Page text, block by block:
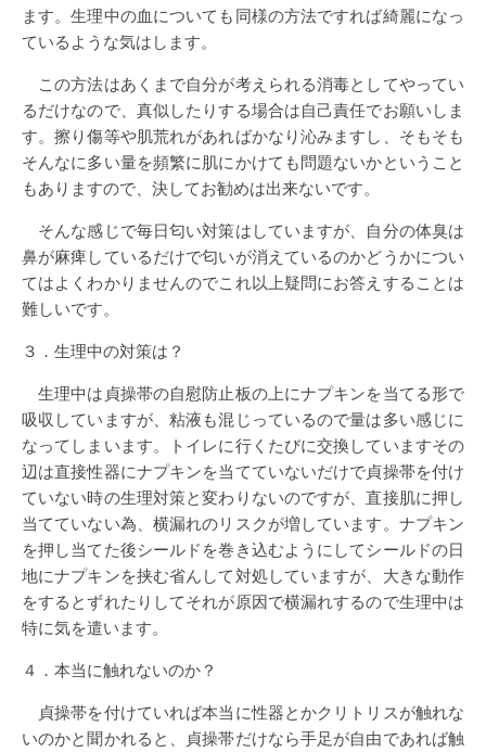
ます。生理中の血についても同様の方法ですれば綺麗になっ
ているような気はします。
この方法はあくまで自分が考えられる消毒としてやってい
るだけなので、真似したりする場合は自己責任でお願いしま
す。擦り傷等や肌荒れがあればかなり沁みますし、そもそも
そんなに多い量を頻繁に肌にかけても問題ないかということ
もありますので、決してお勧めは出来ないです。
そんな感じで毎日匂い対策はしていますが、自分の体臭は
鼻が麻痺しているだけで匂いが消えているのかどうかについ
てはよくわかりませんのでこれ以上疑問にお答えすることは
難しいです。
３．生理中の対策は？
生理中は貞操帯の自慰防止板の上にナプキンを当てる形で
吸収していますが、粘液も混じっているので量は多い感じに
なってしまいます。トイレに行くたびに交換していますその
辺は直接性器にナプキンを当てていないだけで貞操帯を付け
ていない時の生理対策と変わりないのですが、直接肌に押し
当てていない為、横漏れのリスクが増しています。ナプキン
を押し当てた後シールドを巻き込むようにしてシールドの日
地にナプキンを挟む省んして対処していますが、大きな動作
をするとずれたりしてそれが原因で横漏れするので生理中は
特に気を遣います。
４．本当に触れないのか？
貞操帯を付けていれば本当に性器とかクリトリスが触れな
いのかと聞かれると、貞操帯だけなら手足が自由であれば触